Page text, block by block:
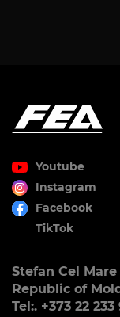
Youtube
Instagram
Facebook
TikTok
Stefan Cel
Republic of
Tel:. +373 22 233